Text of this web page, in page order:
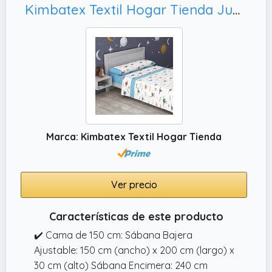
cuidar.
✔️ Cama 180 cm: Encimera 260x250 cm |
Bajera 150x195+26 cm | 2 Fundas 45x110 cm
Kimbatex Textil Hogar Tienda Juego de Sábanas Infantiles Roomers Bed Linen. Surtido De Modelos y Tamaños. 50% algodón 50% poliéster. Calidad 30/30 144/Hilos. (Dinos 2026, Cama 90cm)
Marca: Kimbatex Textil Hogar Tienda
Ver precio
Características de este producto
✔️ Cama de 150 cm: Sábana Bajera
Ajustable: 150 cm (ancho) x 200 cm (largo) x
30 cm (alto) Sábana Encimera: 240 cm